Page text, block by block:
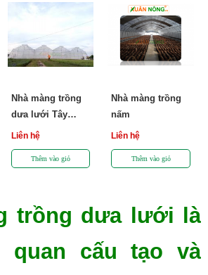
Nhà màng trồng
dưa lưới Tây
Ninh
Liên hệ
Nhà màng trồng
nấm
Liên hệ
trồng dưa lưới là
quan cấu tạo và